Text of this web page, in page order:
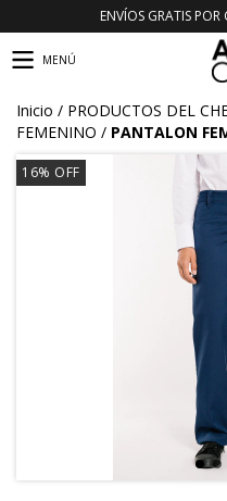
ENVÍOS GRATIS
MENÚ
Inicio / PRODUCTOS DEL
FEMENINO / PANTALON
16% OFF